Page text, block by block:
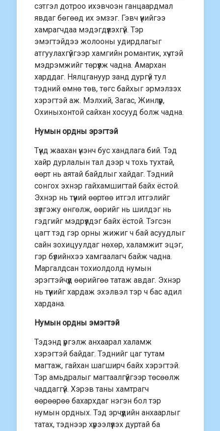
сэтгэл дотроо ихэвчоэн ганцаардмал
явдаг бөгөөд их эмзэг. Гэвч үүнийгээ
хамрагчдаа мэдэгдүүлэхгүй. Тэр
эмэгтэйдээ жолооны удирдлагыг
атгуулахгүйгээр хамгийн романтик, хүчтэй
мэдрэмжийг төрүүлж чадна. Амархан
харддаг. Нялцгануур занд дургүй тул
тэдний өмнө төв, төгс байхыг эрмэлзэх
хэрэгтэй аж. Мэлхий, Загас, Жинлүүр,
Охиныхонтой сайхан хосууд болж чадна.
Нумын ордны эрэгтэй
Түүнд жаахан үнэнч бус хандлага бий. Тэд
хайр дурлалын тал дээр ч тохь тухтай,
өөрт нь аятай байдлыг хайдаг. Тэдний
сонгох эхнэр гайхамшигтай байх ёстой.
Эхнэр нь түүний өөртөө итгэл итгэлийг
зүлгэжу өнгөлж, өөрийг нь шилдэг нь
гэдгийг мэдрүүлдэг байх ёстой. Тэгсэн
цагт тэд гэр орны жижиг ч бай асуудлыг
сайн зохицуулдаг нөхөр, халамжит эцэг,
гэр бүлийнхээ хамгаалагч байж чадна.
Маргалдсан тохиолдолд нумын
эрэгтэйчүүд өөрийгөө татаж авдаг. Эхнэр
нь түүнийг хардаж эхэлвэл тэр ч бас адил
хардана.
Нумын ордны эмэгтэй
Тэдэнд үргэлж анхаарал халамж
хэрэгтэй байдаг. Тэднийг цаг тутам
магтаж, гайхан шагширч байх хэрэгтэй.
Тэр амьдралыг магтаалгүйгээр төсөөлж
чаддаггүй. Хэрэв таны хамтрагч
өөрөөрөө бахархдаг нэгэн бол тэр
нумын ордных. Тэд эрчүүдийн анхаарлыг
татах, тэднээр хүрээлүүлэх дуртай ба